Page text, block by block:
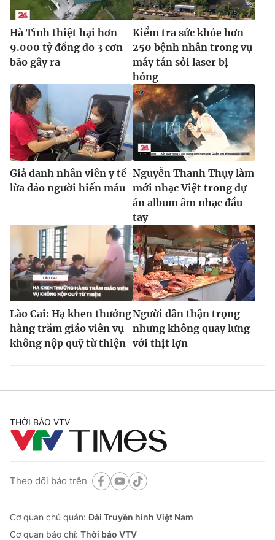
Giấy phép hoạt động báo in và báo điện tử số 483/GP-BTTTT
cấp ngày 29/12/2023
Tổng Biên tập:Vũ Thanh Thủy
Phó Tổng Biên tập:Nguyễn Thị Mỹ Hạnh, Phạm Quốc Thắng,
Nguyễn Trọng Ninh
024.38 355 931 - 024.38 355 932
Ðiện thoại Thời báo VTV:024.66 897 897
Email:toasoan@vtv.vn
Liên hệ quảng cáo:024-7300.7108
® Cấm sao chép dưới mọi hình thức nếu không có sự chấp
thuận bằng văn bản. Ghi rõ nguồn VTV.vn khi phát hành lại
thông tin từ website này.
Hà Tĩnh thiệt hại hơn
9.000 tỷ đồng do 3 cơn
bão gây ra
Kiểm tra sức khỏe hơn
250 bệnh nhân trong vụ
máy tán sỏi laser bị
hỏng
Giả danh nhân viên y tế
lừa đảo người hiến máu
Nguyễn Thanh Thụy làm
mới nhạc Việt trong dự
án album âm nhạc đầu
tay
Lào Cai: Hạ khen thưởng
hàng trăm giáo viên vụ
không nộp quỹ từ thiện
Người dân thận trọng
nhưng không quay lưng
với thịt lợn
THỜI BÁO VTV
Theo dõi báo trên
Cơ quan chủ quản:Đài Truyền hình Việt Nam
Cơ quan báo chí: Thời báo VTV